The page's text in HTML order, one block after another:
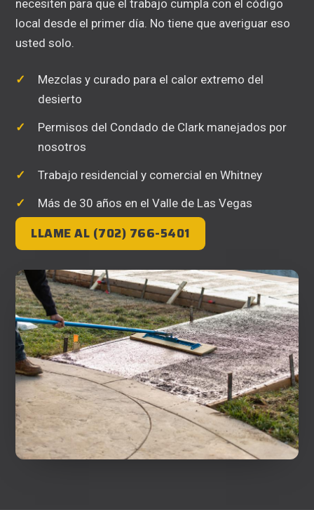
necesiten para que el trabajo cumpla con el código
local desde el primer día. No tiene que averiguar eso
usted solo.
Mezclas y curado para el calor extremo del
desierto
Permisos del Condado de Clark manejados por
nosotros
Trabajo residencial y comercial en Whitney
Más de 30 años en el Valle de Las Vegas
LLAME AL (702) 766-5401